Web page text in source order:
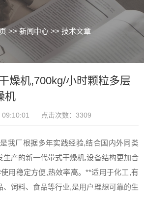
>>新闻中心>>技术文章
燥机,700kg/小时颗粒多层
机
09:10:01 点击次数：3309
我厂根据多年实践经验,结合国内外同类
生产的新一代带式干燥机,设备结构更加合
用稳定方便,热效率高。**适用于化工,有
、饲料、食品等行业,是用户理想可靠的生